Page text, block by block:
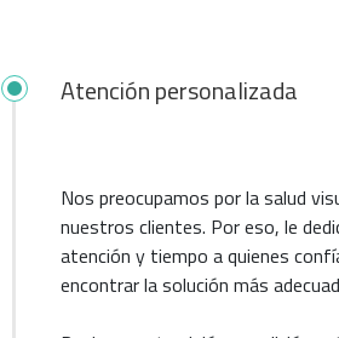
Atención personalizada
Nos preocupamos por la salud
nuestros clientes. Por eso, le
atención y tiempo a quienes
encontrar la solución más